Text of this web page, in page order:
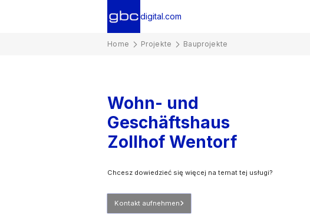
digital.com
Home Projekte Bauprojekte
Wohn- und
Geschäftshaus
Zollhof Wentorf
Chcesz dowiedzieć się więcej na temat tej usługi?
Kontakt aufnehmen